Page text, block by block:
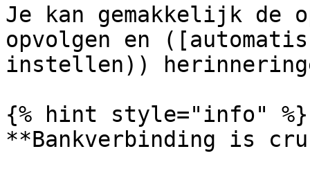
Je kan gemakkelijk de
opvolgen en
instellen))
{% hint style="info" %}
**Bankverbinding is